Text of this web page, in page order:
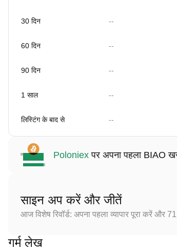
30 दिन --
60 दिन --
90 दिन --
1 साल --
लिस्टिंग के बाद से --
Poloniex पर अपना पहला BIAO
साइन अप करें और जीतें
आज विशेष रिवॉर्ड: अपना पहला व्यापार पूरा करें और
गर्म लेख